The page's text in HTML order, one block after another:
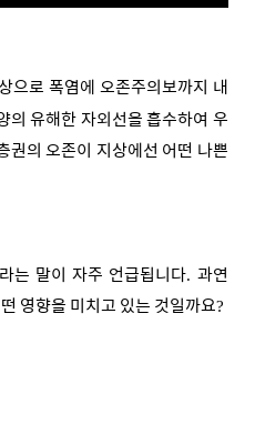
으로 폭염에 오존주의보까지 내
의 유해한 자외선을 흡수하여 우
권의 오존이 지상에선 어떤 나쁜
는 말이 자주 언급됩니다. 과연
영향을 미치고 있는 것일까요?